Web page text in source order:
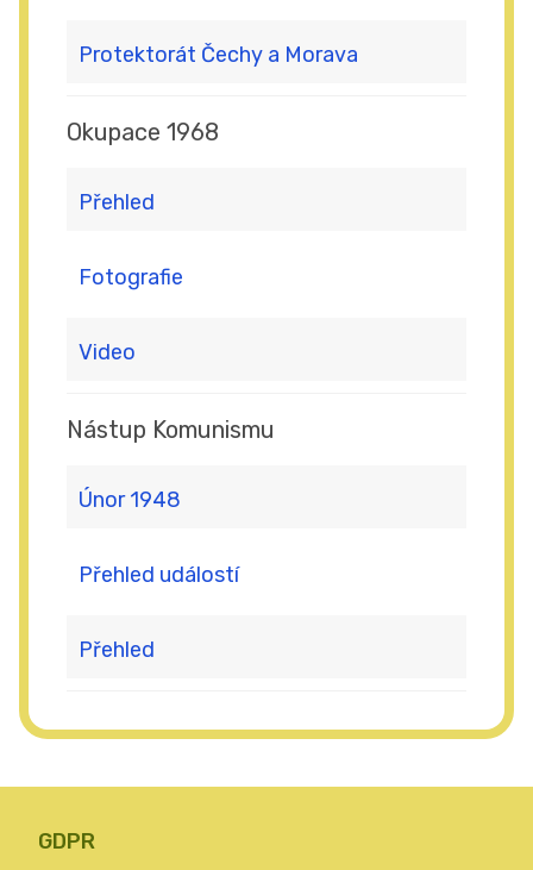
Protektorát Čechy a Morava
Okupace 1968
Přehled
Fotografie
Video
Nástup Komunismu
Únor 1948
Přehled událostí
Přehled
GDPR